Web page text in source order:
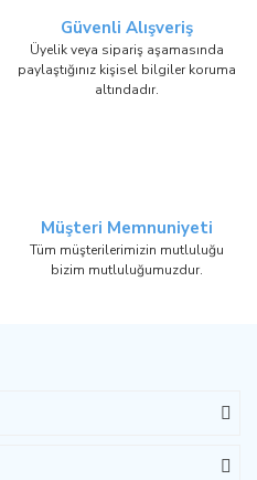
Güvenli Alışveriş
Üyelik veya sipariş aşamasında
paylaştığınız kişisel bilgiler koruma
altındadır.
Müşteri Memnuniyeti
Tüm müşterilerimizin mutluluğu
bizim mutluluğumuzdur.